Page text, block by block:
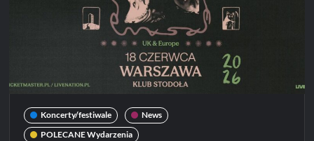
Koncerty/festiwale
News
POLECANE Wydarzenia